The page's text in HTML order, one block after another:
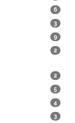
6
3
9
2
2
5
4
3